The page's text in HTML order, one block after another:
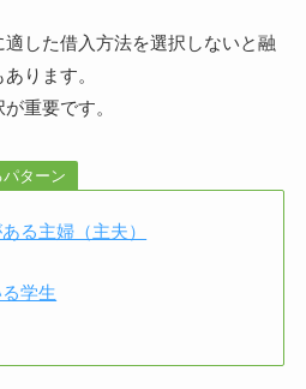
した借入方法を選択しないと融
ります。
重要です。
ターン
る主婦（主夫）
学生